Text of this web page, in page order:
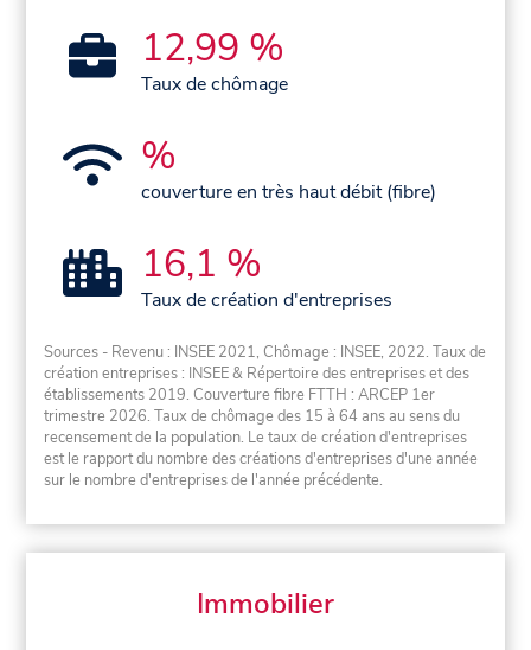
12,99 %
Taux de chômage
%
couverture en très haut débit (fibre)
16,1 %
Taux de création d'entreprises
Sources - Revenu : INSEE 2021, Chômage : INSEE, 2022. Taux de
création entreprises : INSEE & Répertoire des entreprises et des
établissements 2019. Couverture fibre FTTH : ARCEP 1er
trimestre 2026. Taux de chômage des 15 à 64 ans au sens du
recensement de la population. Le taux de création d'entreprises
est le rapport du nombre des créations d'entreprises d'une année
sur le nombre d'entreprises de l'année précédente.
Immobilier